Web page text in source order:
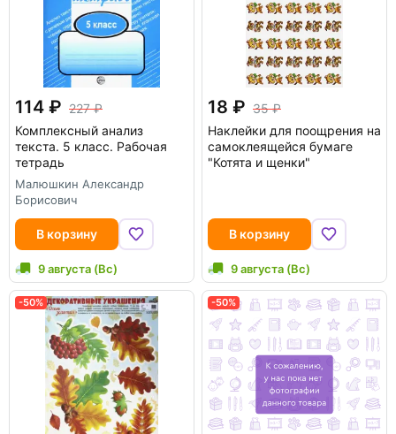
114
227
Комплексный анализ
текста. 5 класс. Рабочая
тетрадь
Малюшкин Александр
Борисович
В корзину
9 августа (Вс)
18
35
Наклейки для поощрения на
самоклеящейся бумаге
"Котята и щенки"
В корзину
9 августа (Вс)
-50% -50%